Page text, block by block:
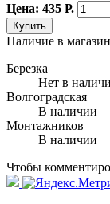
Цена: 435 Р.
Купить
Наличие в
Березка
Нет в
Волгоградская
В наличии
Монтажников
В наличии
Чтобы